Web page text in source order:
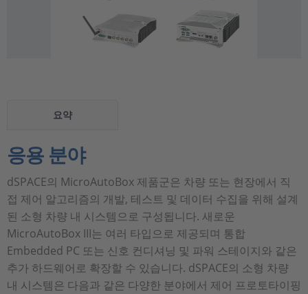
요약
응용 분야
dSPACE의 MicroAutoBox 제품군은 차량 또는 현장에서 직
접 제어 알고리즘의 개발, 테스트 및 데이터 수집을 위해 설계
된 소형 차량 내 시스템으로 구성됩니다. 새로운
MicroAutoBox III는 여러 타입으로 제공되며 통합
Embedded PC 또는 신호 컨디셔닝 및 파워 스테이지와 같은
추가 하드웨어로 확장할 수 있습니다. dSPACE의 소형 차량
내 시스템은 다음과 같은 다양한 분야에서 제어 프로토타이핑